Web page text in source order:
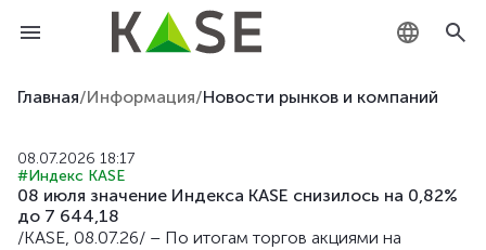
KZ
EN
Главная/Информация/Новости рынков и компаний
08.07.2026 18:17
#Индекс KASE
08 июля значение Индекса KASE снизилось на 0,82%
до 7 644,18
/KASE, 08.07.26/ – По итогам торгов акциями на